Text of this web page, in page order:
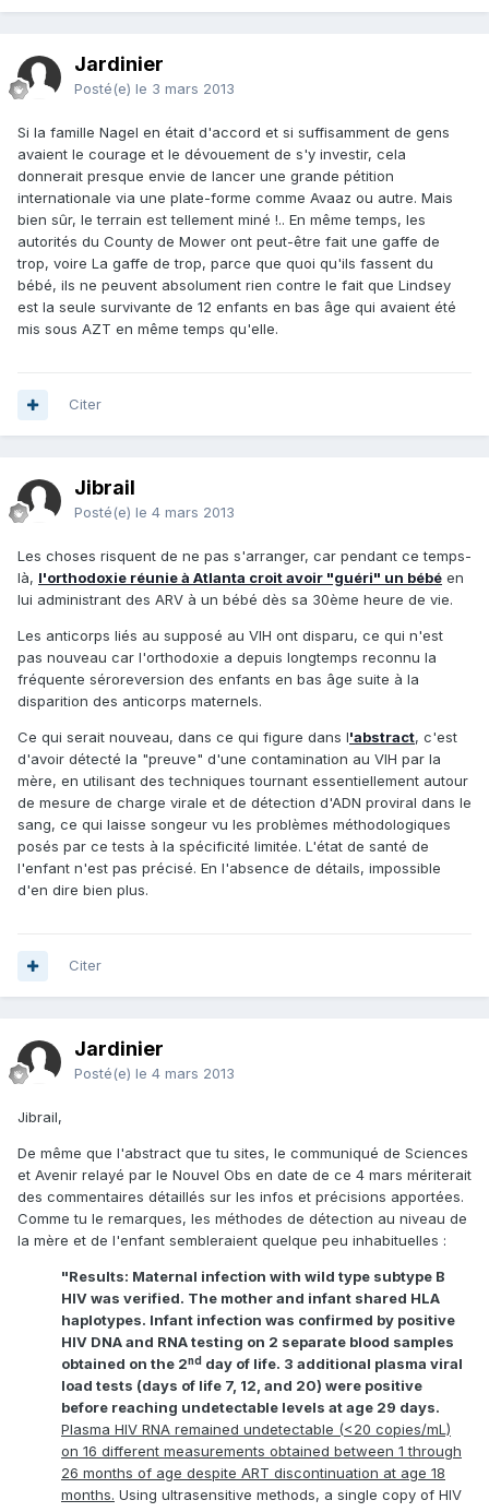
Jardinier
Posté(e) le 3 mars 2013
Si la famille Nagel en était d'accord et si suffisamment de gens
avaient le courage et le dévouement de s'y investir, cela
donnerait presque envie de lancer une grande pétition
internationale via une plate-forme comme Avaaz ou autre. Mais
bien sûr, le terrain est tellement miné !.. En même temps, les
autorités du County de Mower ont peut-être fait une gaffe de
trop, voire La gaffe de trop, parce que quoi qu'ils fassent du
bébé, ils ne peuvent absolument rien contre le fait que Lindsey
est la seule survivante de 12 enfants en bas âge qui avaient été
mis sous AZT en même temps qu'elle.
Citer
Jibrail
Posté(e) le 4 mars 2013
Les choses risquent de ne pas s'arranger, car pendant ce temps-
là, l'orthodoxie réunie à Atlanta croit avoir "guéri" un bébé en
lui administrant des ARV à un bébé dès sa 30ème heure de vie.
Les anticorps liés au supposé au VIH ont disparu, ce qui n'est
pas nouveau car l'orthodoxie a depuis longtemps reconnu la
fréquente séroreversion des enfants en bas âge suite à la
disparition des anticorps maternels.
Ce qui serait nouveau, dans ce qui figure dans l'abstract, c'est
d'avoir détecté la "preuve" d'une contamination au VIH par la
mère, en utilisant des techniques tournant essentiellement autour
de mesure de charge virale et de détection d'ADN proviral dans le
sang, ce qui laisse songeur vu les problèmes méthodologiques
posés par ce tests à la spécificité limitée. L'état de santé de
l'enfant n'est pas précisé. En l'absence de détails, impossible
d'en dire bien plus.
Citer
Jardinier
Posté(e) le 4 mars 2013
Jibrail,
De même que l'abstract que tu sites, le communiqué de Sciences
et Avenir relayé par le Nouvel Obs en date de ce 4 mars mériterait
des commentaires détaillés sur les infos et précisions apportées.
Comme tu le remarques, les méthodes de détection au niveau de
la mère et de l'enfant sembleraient quelque peu inhabituelles :
"Results: Maternal infection with wild type subtype B
HIV was verified. The mother and infant shared HLA
haplotypes. Infant infection was confirmed by positive
HIV DNA and RNA testing on 2 separate blood samples
obtained on the 2nd day of life. 3 additional plasma viral
load tests (days of life 7, 12, and 20) were positive
before reaching undetectable levels at age 29 days.
Plasma HIV RNA remained undetectable (<20 copies/mL)
on 16 different measurements obtained between 1 through
26 months of age despite ART discontinuation at age 18
months. Using ultrasensitive methods, a single copy of HIV